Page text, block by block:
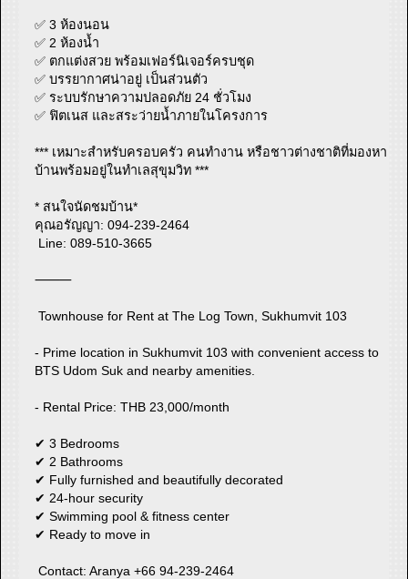
✅ 3 ห้องนอน
✅ 2 ห้องน้ำ
✅ ตกแต่งสวย พร้อมเฟอร์นิเจอร์ครบชุด
✅ บรรยากาศน่าอยู่ เป็นส่วนตัว
✅ ระบบรักษาความปลอดภัย 24 ชั่วโมง
✅ ฟิตเนส และสระว่ายน้ำภายในโครงการ
*** เหมาะสำหรับครอบครัว คนทำงาน หรือชาวต่างชาติที่มองหา
บ้านพร้อมอยู่ในทำเลสุขุมวิท ***
* สนใจนัดชมบ้าน*
คุณอรัญญา: 094-239-2464
Line: 089-510-3665
⸻
Townhouse for Rent at The Log Town, Sukhumvit 103
- Prime location in Sukhumvit 103 with convenient access to
BTS Udom Suk and nearby amenities.
- Rental Price: THB 23,000/month
✔ 3 Bedrooms
✔ 2 Bathrooms
✔ Fully furnished and beautifully decorated
✔ 24-hour security
✔ Swimming pool & fitness center
✔ Ready to move in
Contact: Aranya +66 94-239-2464